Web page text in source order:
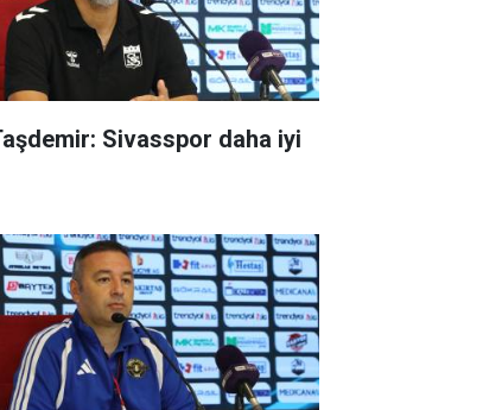
Sivasspor daha iyi